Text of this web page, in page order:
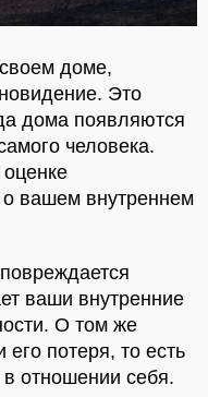
доме,
Это
дома появляются
человека.
вашем внутреннем
ваши внутренние
О том же
потеря, то есть
в отношении себя.